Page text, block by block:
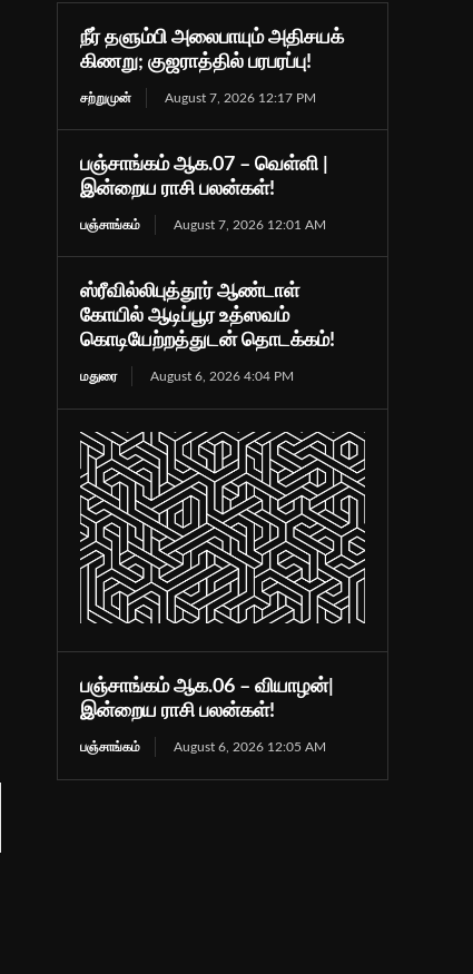
நீர் தளும்பி அலைபாயும் அதிசயக்
கிணறு; குஜராத்தில் பரபரப்பு!
சற்றுமுன் August 7, 2026 12:17 PM
பஞ்சாங்கம் ஆக.07 – வெள்ளி |
இன்றைய ராசி பலன்கள்!
பஞ்சாங்கம் August 7, 2026 12:01 AM
ஸ்ரீவில்லிபுத்தூர் ஆண்டாள்
கோயில் ஆடிப்பூர உத்ஸவம்
கொடியேற்றத்துடன் தொடக்கம்!
மதுரை August 6, 2026 4:04 PM
பஞ்சாங்கம் ஆக.06 – வியாழன்|
இன்றைய ராசி பலன்கள்!
பஞ்சாங்கம் August 6, 2026 12:05 AM